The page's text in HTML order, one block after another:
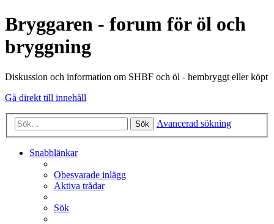
Bryggaren - forum för öl och
bryggning
Diskussion och information om SHBF och öl - hembryggt eller köpt
Gå direkt till innehåll
Sök Avancerad sökning
Snabblänkar
Obesvarade inlägg
Aktiva trådar
Sök